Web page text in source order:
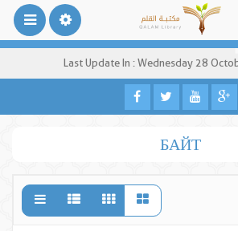
Last Update In : Wednesday 28
БАЙТ